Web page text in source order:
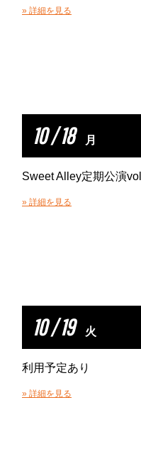
» 詳細を見る
10 / 18 月
Sweet Alley定期公演
» 詳細を見る
10 / 19 火
利用予定あり
» 詳細を見る